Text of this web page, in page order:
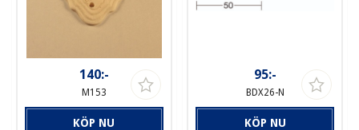
140:-
M153
KÖP NU
95:-
BDX26-N
KÖP NU